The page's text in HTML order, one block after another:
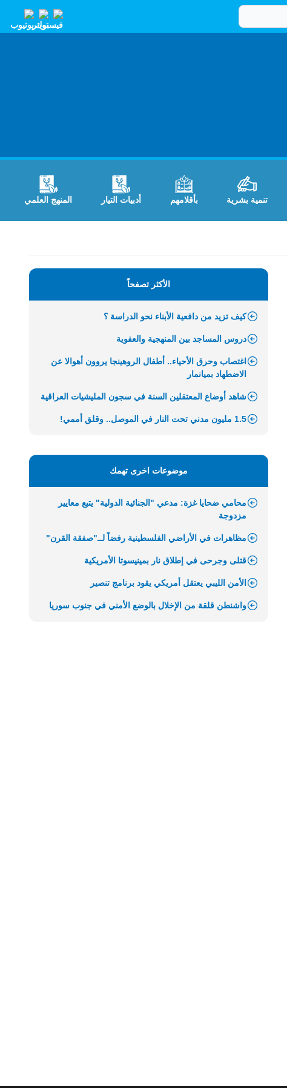
تنمية بشرية بأقلامهم أدبيات التيار المنهج العلمي
الأكثر تصفحاً
كيف تزيد من دافعية الأبناء نحو الدراسة ؟
دروس المساجد بين المنهجية والعفوية
اغتصاب وحرق الأحياء.. أطفال الروهينجا يروون أهوالا عن
الاضطهاد بميانمار
شاهد أوضاع المعتقلين السنة في سجون المليشيات العراقية
1.5 مليون مدني تحت النار في الموصل.. وقلق أممي!
موضوعات اخرى تهمك
محامي ضحايا غزة: مدعي "الجنائية الدولية" يتبع معايير
مزدوجة
مظاهرات في الأراضي الفلسطينية رفضاً لــ"صفقة القرن"
قتلى وجرحى في إطلاق نار بمينيسوتا الأمريكية
الأمن الليبي يعتقل أمريكي يقود برنامج تنصير
واشنطن قلقة من الإخلال بالوضع الأمني في جنوب سوريا